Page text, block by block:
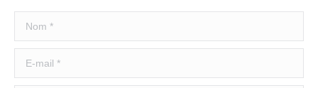
Nom *
E-mail *